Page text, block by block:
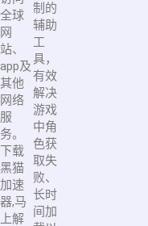
全球
网
站、
app及
其他
网络
服
务。
下载
黑猫
加速
器,马
上解
制的
辅助
工
具，
有效
解决
游戏
中角
色获
取失
败、
长时
间加